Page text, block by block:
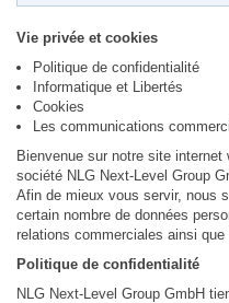
Vie privée et cookies
Politique de confidentialité
Informatique et Libertés
Cookies
Les communications
Bienvenue sur notre site
société NLG Next-Level Group
Afin de mieux vous servir, nous
certain nombre de données
relations commerciales ainsi
Politique de confidentialité
NLG Next-Level Group GmbH